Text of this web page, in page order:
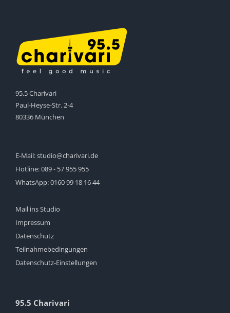
95.5 Charivari
Paul-Heyse-Str. 2-4
80336 München
E-Mail:studio@charivari.de
Hotline:089 - 57 955 955
WhatsApp:0160 99 18 16 44
Mail ins Studio
Impressum
Datenschutz
Teilnahmebedingungen
Datenschutz-Einstellungen
95.5 Charivari